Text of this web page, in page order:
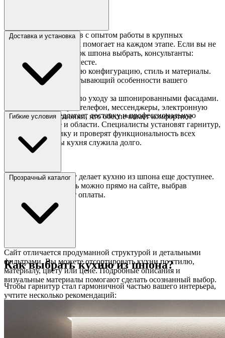
Команда специалистов с опытом работы в крупных
мебельных компаниях помогает на каждом этапе. Если вы не
уверены, какой оттенок шпона выбрать, консультанты:
Проведут замеры на месте.
Подберут оптимальную конфигурацию, стиль и материалы.
Создадут проект, учитывающий особенности вашего
Дадут рекомендации по уходу за шпонированными фасадами.
Связь доступна через телефон, мессенджеры, электронную
почту или видеозвонки, что обеспечивает комфортное
Доставка и установка
Гипермаркет предлагает доставку и профессиональную
сборку в Москве и области. Специалисты установят гарнитур,
подключат технику и проверят функциональность всех
элементов, чтобы кухня служила долго.
Гибкие условия
Покупка в рассрочку делает кухню из шпона еще доступнее.
Рассчитать стоимость можно прямо на сайте, выбрав
подходящий вариант оплаты.
Прозрачный каталог
Сайт отличается продуманной структурой и детальными
фильтрами. Вы можете отсортировать кухни по стилю,
материалу, цвету или цене. Подробные описания и
визуальные материалы помогают сделать осознанный выбор.
Как выбрать кухню из шпона?
Чтобы гарнитур стал гармоничной частью вашего интерьера,
учтите несколько рекомендаций: